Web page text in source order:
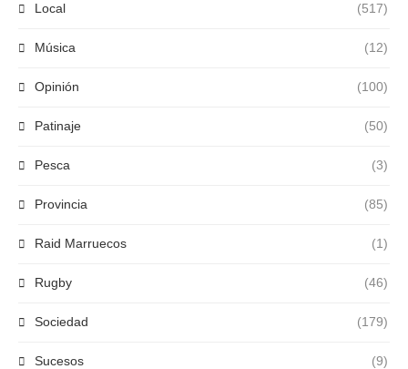
Local (517)
Música (12)
Opinión (100)
Patinaje (50)
Pesca (3)
Provincia (85)
Raid Marruecos (1)
Rugby (46)
Sociedad (179)
Sucesos (9)